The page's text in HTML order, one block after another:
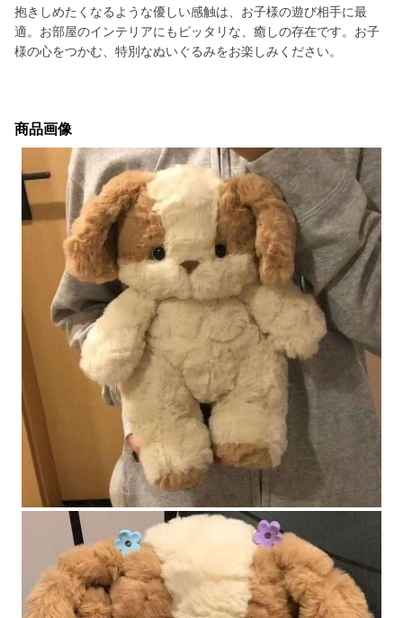
抱きしめたくなるような優しい感触は、お子様の遊び相手に最
適。お部屋のインテリアにもピッタリな、癒しの存在です。お子
様の心をつかむ、特別なぬいぐるみをお楽しみください。
商品画像